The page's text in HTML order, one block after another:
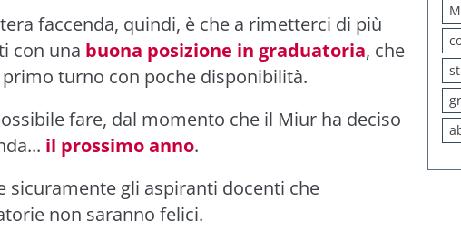
faccenda, quindi, è che a rimetterci di più
con una buona posizione in graduatoria, che
turno con poche disponibilità.
fare, dal momento che il Miur ha deciso
il prossimo anno.
sicuramente gli aspiranti docenti che
non saranno felici.